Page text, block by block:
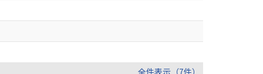
全件表示（7件）